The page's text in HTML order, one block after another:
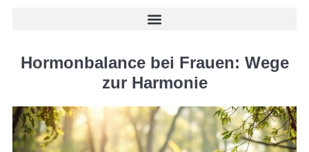
Hormonbalance bei Frauen: Wege
zur Harmonie